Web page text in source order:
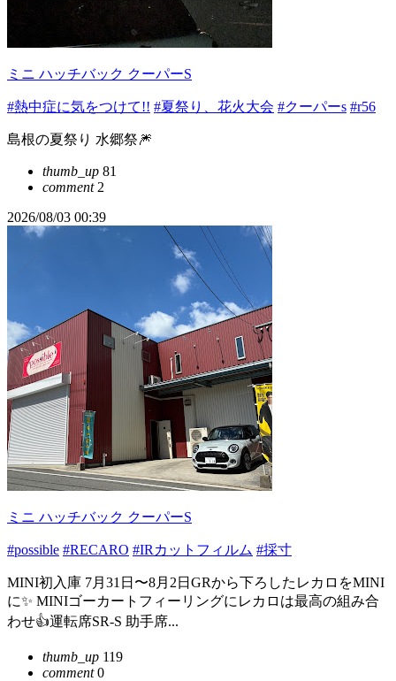
ミニ ハッチバック クーパーS
#熱中症に気をつけて!! #夏祭り、花火大会 #クーパーs #r56
島根の夏祭り 水郷祭🎆
thumb_up 81
comment2
2026/08/03 00:39
ミニ ハッチバック クーパーS
#possible #RECARO #IRカットフィルム #採寸
MINI初入庫 7月31日〜8月2日GRから下ろしたレカロをMINI
に✨ MINIゴーカートフィーリングにレカロは最高の組み合
わせ👍運転席SR-S 助手席...
thumb_up 119
comment0